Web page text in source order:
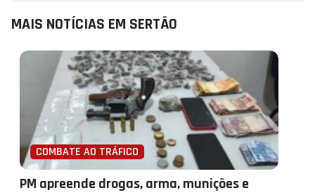
MAIS NOTÍCIAS EM SERTÃO
COMBATE AO TRÁFICO
PM apreende drogas, arma, munições e